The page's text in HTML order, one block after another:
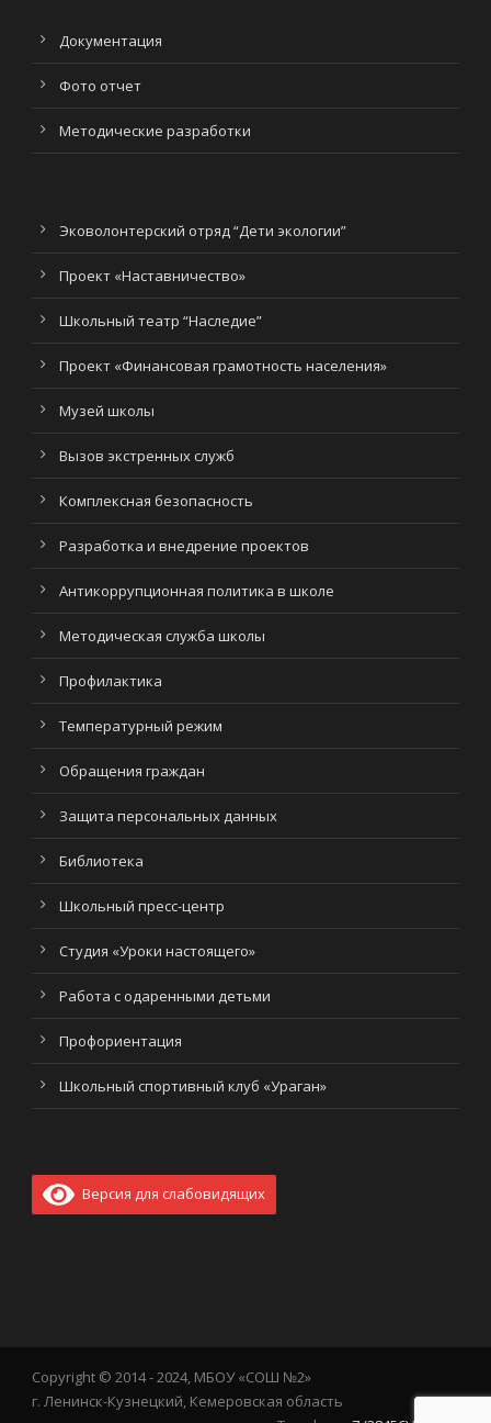
Документация
Фото отчет
Методические разработки
Эковолонтерский отряд “Дети экологии”
Проект «Наставничество»
Школьный театр “Наследие”
Проект «Финансовая грамотность населения»
Музей школы
Вызов экстренных служб
Комплексная безопасность
Разработка и внедрение проектов
Антикоррупционная политика в школе
Методическая служба школы
Профилактика
Температурный режим
Обращения граждан
Защита персональных данных
Библиотека
Школьный пресс-центр
Студия «Уроки настоящего»
Работа с одаренными детьми
Профориентация
Школьный спортивный клуб «Ураган»
Версия для слабовидящих
Copyright © 2014 - 2024, МБОУ «СОШ №2»
г. Ленинск-Кузнецкий, Кемеровская область